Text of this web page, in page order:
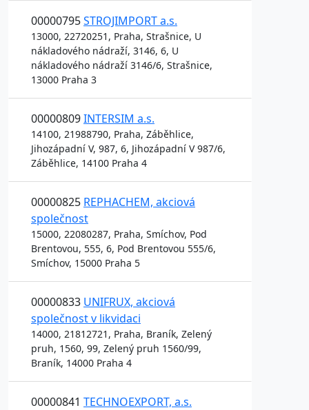
00000795STROJIMPORT a.s.
13000, 22720251, Praha, Strašnice, U
nákladového nádraží, 3146, 6, U
nákladového nádraží 3146/6, Strašnice,
13000 Praha 3
00000809INTERSIM a.s.
14100, 21988790, Praha, Záběhlice,
Jihozápadní V, 987, 6, Jihozápadní V 987/6,
Záběhlice, 14100 Praha 4
00000825 REPHACHEM, akciová
společnost
15000, 22080287, Praha, Smíchov, Pod
Brentovou, 555, 6, Pod Brentovou 555/6,
Smíchov, 15000 Praha 5
00000833 UNIFRUX, akciová
společnost v likvidaci
14000, 21812721, Praha, Braník, Zelený
pruh, 1560, 99, Zelený pruh 1560/99,
Braník, 14000 Praha 4
00000841 TECHNOEXPORT, a.s.